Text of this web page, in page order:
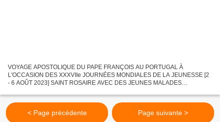
VOYAGE APOSTOLIQUE DU PAPE FRANÇOIS AU PORTUGAL À
L'OCCASION DES XXXVIIe JOURNÉES MONDIALES DE LA JEUNESSE [2
- 6 AOÛT 2023] SAINT ROSAIRE AVEC DES JEUNES MALADES
Notre-Dame de Fatima Samedi...
< Page précédente Page suivante >